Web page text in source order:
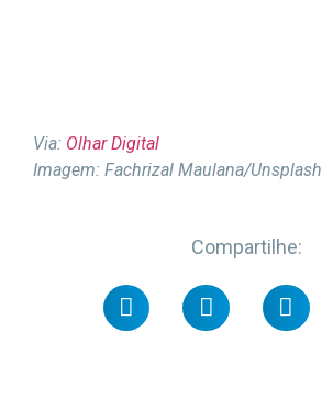
Via: Olhar Digital
Imagem: Fachrizal Maulana/Unsplash
Compartilhe: